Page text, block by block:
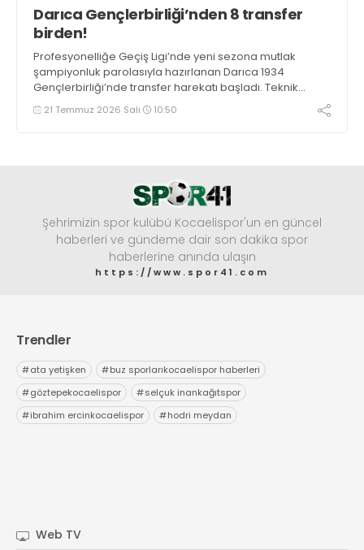
Darıca Gençlerbirliği’nden 8 transfer
birden!
Profesyonelliğe Geçiş Ligi’nde yeni sezona mutlak
şampiyonluk parolasıyla hazırlanan Darıca 1934
Gençlerbirliği’nde transfer harekatı başladı. Teknik
heyetin raporu doğrultusunda eksik bölgeleri sağlam
takviyelerle dolduran Darıca temsilcisi hata yapmak
21 Temmuz 2026 Salı 10:50
Şehrimizin spor kulübü Kocaelispor'un en güncel
haberleri ve gündeme dair son dakika spor
haberlerine anında ulaşın
https://www.spor41.com
Trendler
#ata yetişken #buz sporlarıkocaelispor haberleri
#göztepekocaelispor #selçuk inankağıtspor
#ibrahim ercinkocaelispor #hodri meydan
Web TV